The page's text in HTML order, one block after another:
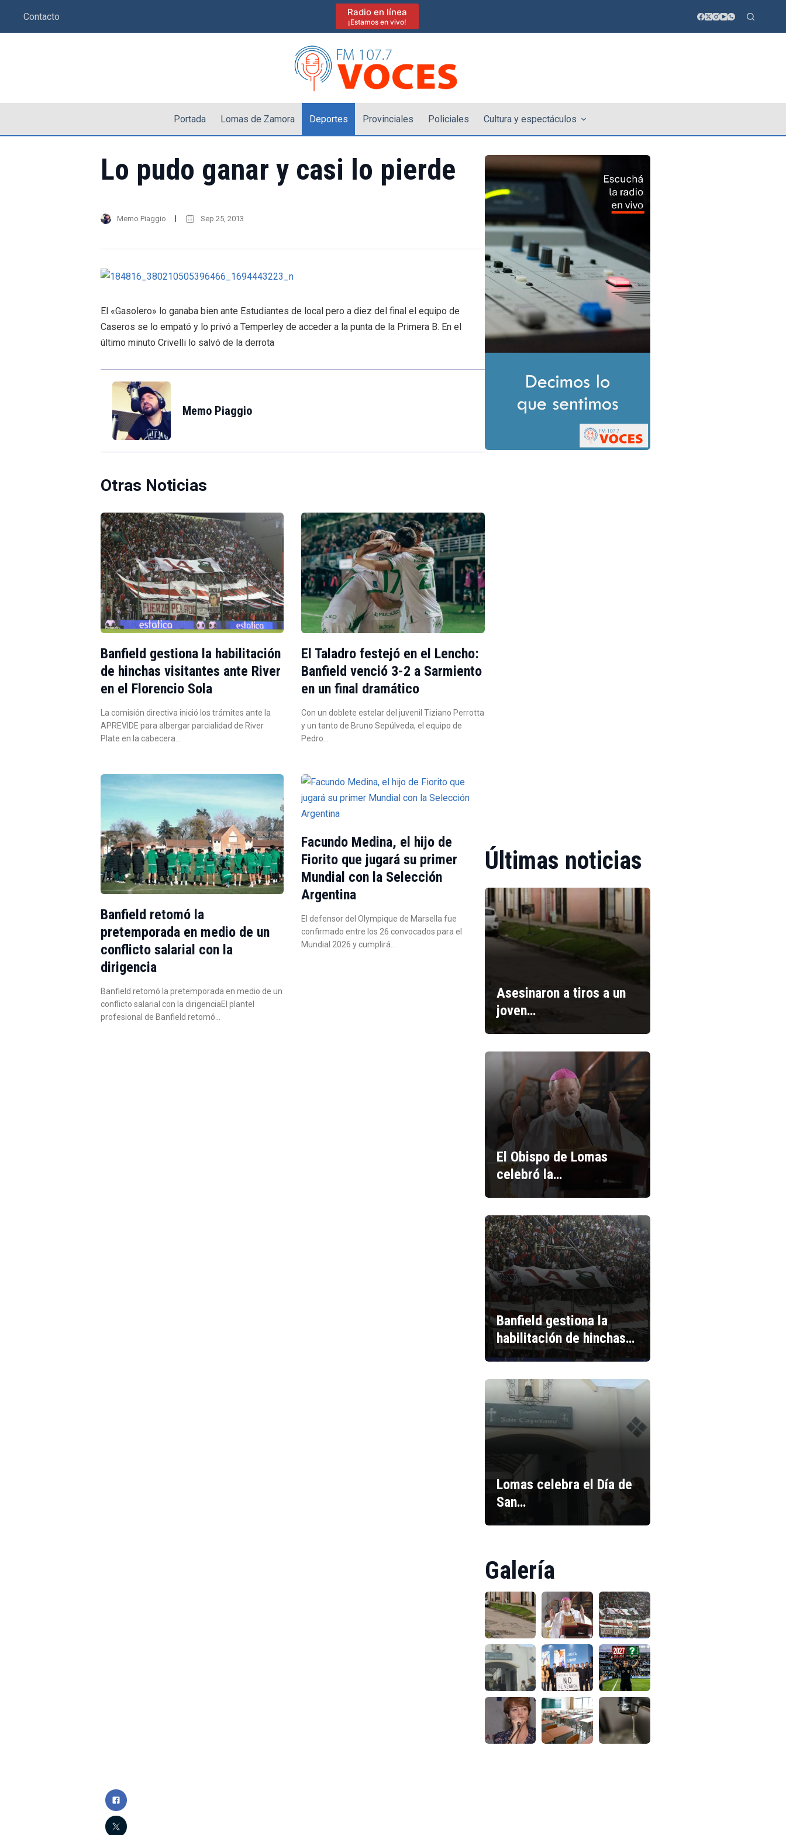
Contacto Radio en línea
¡Estamos en vivo!
Portada Lomas de Zamora Deportes Provinciales Policiales Cultura y espectáculos
Lo pudo ganar y casi lo pierde
Memo Piaggio Sep 25, 2013
El «Gasolero» lo ganaba bien ante Estudiantes de local pero a diez del final el equipo de
Caseros se lo empató y lo privó a Temperley de acceder a la punta de la Primera B. En el
último minuto Crivelli lo salvó de la derrota
Memo Piaggio
Otras Noticias
Banfield gestiona la habilitación
de hinchas visitantes ante River
en el Florencio Sola
La comisión directiva inició los trámites ante la
APREVIDE para albergar parcialidad de River
Plate en la cabecera…
El Taladro festejó en el Lencho:
Banfield venció 3-2 a Sarmiento
en un final dramático
Con un doblete estelar del juvenil Tiziano Perrotta
y un tanto de Bruno Sepúlveda, el equipo de
Pedro…
Banfield retomó la
pretemporada en medio de un
conflicto salarial con la
dirigencia
Banfield retomó la pretemporada en medio de un
conflicto salarial con la dirigenciaEl plantel
profesional de Banfield retomó…
Facundo Medina, el hijo de
Fiorito que jugará su primer
Mundial con la Selección
Argentina
El defensor del Olympique de Marsella fue
confirmado entre los 26 convocados para el
Mundial 2026 y cumplirá…
Últimas noticias
Asesinaron a tiros a un
joven…
El Obispo de Lomas
celebró la…
Banfield gestiona la
habilitación de hinchas…
Lomas celebra el Día de
San…
Galería